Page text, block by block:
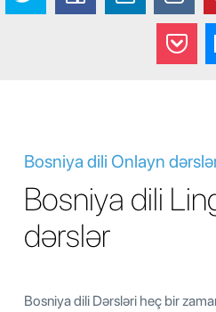
Bosniya dili Onlayn
Bosniya dili
dərslər
Bosniya dili Dərsləri heç bir